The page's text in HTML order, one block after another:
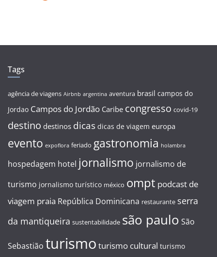
Tags
agência de viagens Airbnb argentina aventura brasil campos do
Jordao Campos do Jordão Caribe congresso covid-19
destino destinos dicas dicas de viagem europa
evento expoflora feriado gastronomia holambra
hospedagem hotel jornalismo jornalismo de
turismo jornalismo turístico méxico ompt podcast de
viagem praia República Dominicana restaurante serra
da mantiqueira sustentabilidade são paulo São
Sebastião turismo turismo cultural turismo